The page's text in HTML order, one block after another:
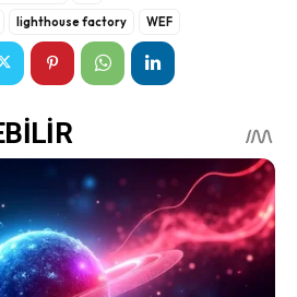
lighthouse factory WEF